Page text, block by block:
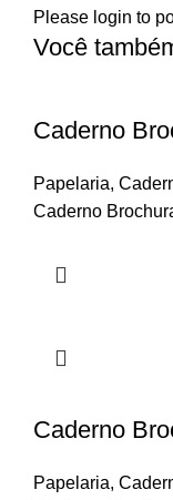
Please login to
Você
Caderno
Papelaria,
Caderno
Caderno
Papelaria,